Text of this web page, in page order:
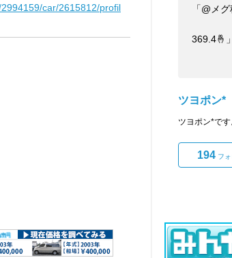
car/2615812/profil
「@メ
369.4🤞」
ツヨポン*
ツヨポン*です
194フォ